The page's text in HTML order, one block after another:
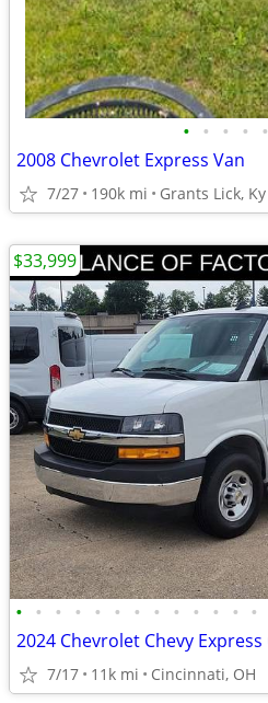
• • • • •
2008 Chevrolet Express Van
7/27 190k mi Grants Lick, Ky
• • • • • • • • • • • • •
7/17 11k mi Cincinnati, OH
$33,999